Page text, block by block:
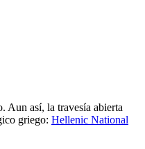
Aun así, la travesía abierta
griego: Hellenic National